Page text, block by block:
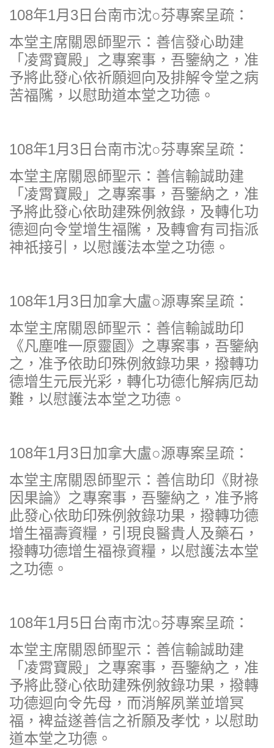
108年1月3日台南市沈○芬專案呈疏：
本堂主席關恩師聖示：善信發心助建
「凌霄寶殿」之專案事，吾鑒納之，准
予將此發心依祈願迴向及排解令堂之病
苦福隲，以慰助道本堂之功德。
108年1月3日台南市沈○芬專案呈疏：
本堂主席關恩師聖示：善信輸誠助建
「凌霄寶殿」之專案事，吾鑒納之，准
予將此發心依助建殊例敘錄，及轉化功
德迴向令堂增生福隲，及轉會有司指派
神祇接引，以慰護法本堂之功德。
108年1月3日加拿大盧○源專案呈疏：
本堂主席關恩師聖示：善信輸誠助印
《凡塵唯一原靈園》之專案事，吾鑒納
之，准予依助印殊例敘錄功果，撥轉功
德增生元辰光彩，轉化功德化解病厄劫
難，以慰護法本堂之功德。
108年1月3日加拿大盧○源專案呈疏：
本堂主席關恩師聖示：善信助印《財祿
因果論》之專案事，吾鑒納之，准予將
此發心依助印殊例敘錄功果，撥轉功德
增生福壽資糧，引現良醫貴人及藥石，
撥轉功德增生福祿資糧，以慰護法本堂
之功德。
108年1月5日台南市沈○芬專案呈疏：
本堂主席關恩師聖示：善信輸誠助建
「凌霄寶殿」之專案事，吾鑒納之，准
予將此發心依助建殊例敘錄功果，撥轉
功德迴向令先母，而消解夙業並增冥
福，裨益遂善信之祈願及孝忱，以慰助
道本堂之功德。